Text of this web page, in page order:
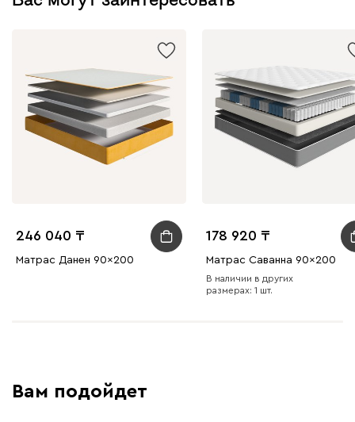
246 040
Матрас Данен 90x200
178 920
Матрас Саванна 90x200
В наличии в других
размерах: 1 шт.
Вам подойдет